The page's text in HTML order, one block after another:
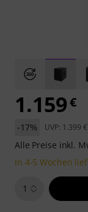
1.159€
-17% UVP: 1.399 €
Alle Preise inkl.
In 4-5 Wochen
1